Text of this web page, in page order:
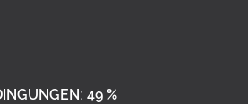
49 %